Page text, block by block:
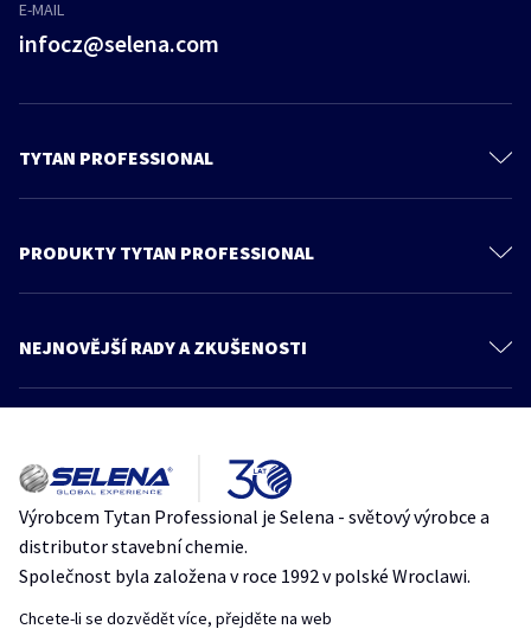
E-MAIL
infocz@selena.com
TYTAN PROFESSIONAL
Kontaktujte nás
Všeobecné obchodní podmínky
Katalog
Zóna architekta
PRODUKTY TYTAN PROFESSIONAL
Pěnová lepidla
Zateplovací systémy
Stavební systémy
Obkladové systémy
NEJNOVĚJŠÍ RADY A ZKUŠENOSTI
Více článků
Plíseň polyuretanovapena spravnamontaz
7 chyb při práci s pěnovými lepidly – odborné rady od značky Tytan
Professional
penovelepidlo spravnamontaz
stavebnítipy
TytanProfessional
Výrobcem Tytan Professional je Selena - světový výrobce a
distributor stavební chemie.
Společnost byla založena v roce 1992 v polské Wroclawi.
Chcete-li se dozvědět více, přejděte na web